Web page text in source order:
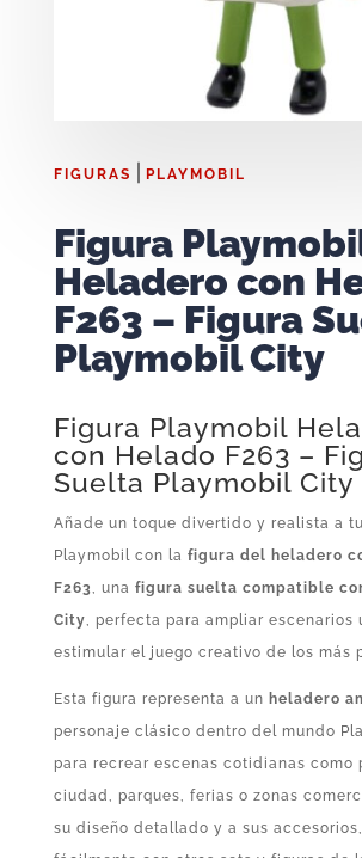
FIGURAS PLAYMOBIL
Figura
Heladero con
F263 – Figura
Playmobil City
Figura Playmobil
con Helado F263 –
Suelta Playmobil City
Añade un toque divertido y realista a
Playmobil con la figura del heladero
F263, una figura suelta compatible
City, perfecta para ampliar escenarios
estimular el juego creativo de los más
Esta figura representa a un heladero
personaje clásico dentro del mundo
para recrear escenas cotidianas como
ciudad, parques, ferias o zonas
su diseño detallado y a sus